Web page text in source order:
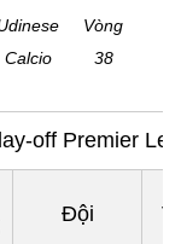
Calcio
Vòng
38
off Premier
Đội